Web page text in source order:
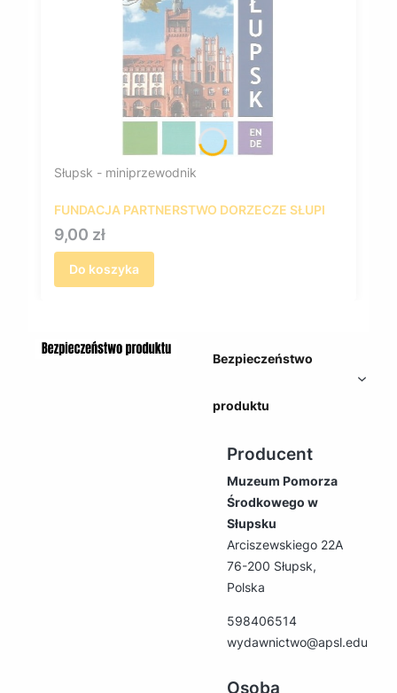
Słupsk - miniprzewodnik
FUNDACJA PARTNERSTWO DORZECZE SŁUPI
Cena
9,00 zł
Do koszyka
Bezpieczeństwo
produktu
Producent
Muzeum Pomorza
Środkowego w
Słupsku
Arciszewskiego 22A
76-200 Słupsk,
Polska
598406514
wydawnictwo@apsl.edu.pl
Osoba